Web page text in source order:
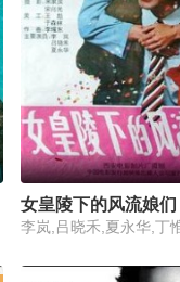
女皇陵下的风流娘们